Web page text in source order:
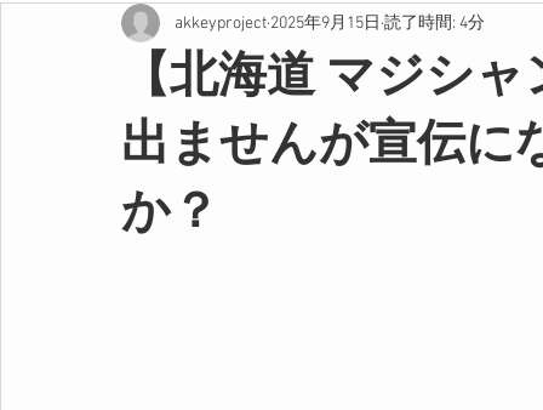
【北海道 マジシ
出ませんが宣伝に
か？
akkeyproject 2025年9月15日 読了時間: 4分